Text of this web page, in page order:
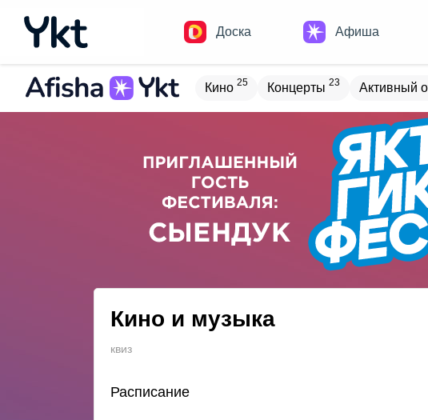
Доска Афиша
Домики Новостройки
Кино 25 Концерты 23 Активный
Встречи Детям Вечеринки
Обучение 4 Квесты 8
Кино и музыка
квиз
Расписание